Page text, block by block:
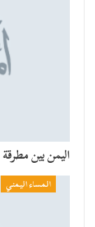
اليمن بين
المساء اليمني